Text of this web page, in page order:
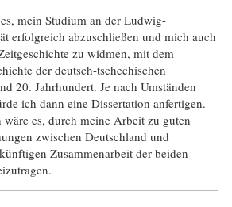
mein Studium an der Ludwig-
erfolgreich abzuschließen und mich auch
zu widmen, mit dem
der deutsch-tschechischen
20. Jahrhundert. Je nach Umständen
ich dann eine Dissertation anfertigen.
es, durch meine Arbeit zu guten
zwischen Deutschland und
Zusammenarbeit der beiden